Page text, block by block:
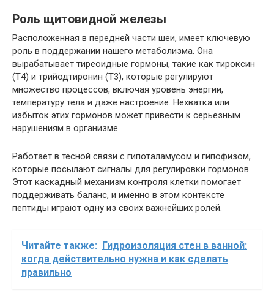
Роль щитовидной железы
Расположенная в передней части шеи, имеет ключевую
роль в поддержании нашего метаболизма. Она
вырабатывает тиреоидные гормоны, такие как тироксин
(Т4) и трийодтиронин (Т3), которые регулируют
множество процессов, включая уровень энергии,
температуру тела и даже настроение. Нехватка или
избыток этих гормонов может привести к серьезным
нарушениям в организме.
Работает в тесной связи с гипоталамусом и гипофизом,
которые посылают сигналы для регулировки гормонов.
Этот каскадный механизм контроля клетки помогает
поддерживать баланс, и именно в этом контексте
пептиды играют одну из своих важнейших ролей.
Читайте также:
Гидроизоляция стен в ванной:
когда действительно нужна и как сделать
правильно